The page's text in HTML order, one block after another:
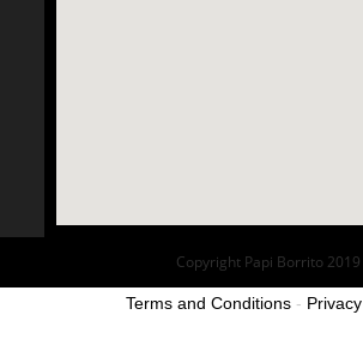
Copyright Papi Borrito 2019
Terms and Conditions -